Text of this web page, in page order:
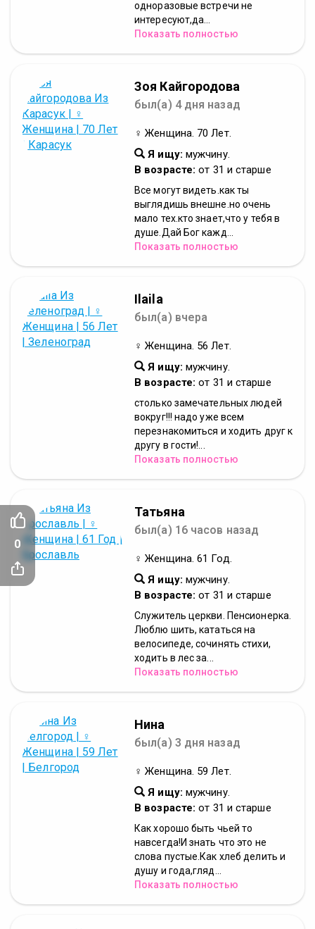
одноразовые встречи не
интересуют,да...
Показать полностью
Зоя Кайгородова
был(а) 4 дня назад
♀ Женщина. 70 Лет.
Я ищу: мужчину.
В возрасте: от 31 и старше
Все могут видеть.как ты
выглядишь внешне.но очень
мало тех.кто знает,что у тебя в
душе.Дай Бог кажд...
Показать полностью
Ilaila
был(а) вчера
♀ Женщина. 56 Лет.
Я ищу: мужчину.
В возрасте: от 31 и старше
столько замечательных людей
вокруг!!! надо уже всем
перезнакомиться и ходить друг к
другу в гости!...
Показать полностью
Татьяна
был(а) 16 часов назад
♀ Женщина. 61 Год.
Я ищу: мужчину.
В возрасте: от 31 и старше
Служитель церкви. Пенсионерка.
Люблю шить, кататься на
велосипеде, сочинять стихи,
ходить в лес за...
Показать полностью
Нина
был(а) 3 дня назад
♀ Женщина. 59 Лет.
Я ищу: мужчину.
В возрасте: от 31 и старше
Как хорошо быть чьей то
навсегда!И знать что это не
слова пустые.Как хлеб делить и
душу и года,гляд...
Показать полностью
0